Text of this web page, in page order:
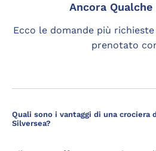
Ancora Qualche
Ecco le domande più
prenotato
Quali sono i vantaggi di una crociera
Silversea?